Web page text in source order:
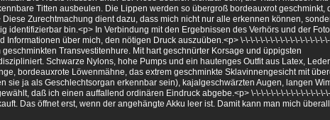
Titten ausbeulen. Die Lippen werden so übergroß bordeauxrot geschminkt,
Zurechtmachung dient dazu, dass mich nicht nur alle erkennen können,
identifizierbar bin.<p> In Verbindung mit den Ergebnissen des Verhörs und der
über mich, den nötigen Druck auszuüben.<p> \-\-\-\-\-\-\-\-\-\-\-\-\-\-\-\-\-
Transvestitenhure. Mit hart geschnürter Korsage und üppigsten
Schwarze Nylons, hohe Pumps und ein hautenges Outfit aus Latex,
bordeauxrote Löwenmähne, das extrem geschminkte Sklavinnengesicht mit
ja als Geschlechtsorgan erkennbar sein), kajalgeschwärzten Augen, langen
daß ich einen auffallend ordinären Eindruck abgebe.<p> \-\-\-\-\-\-\-\-\-\-\-\-\-\-\-
Das öffnet erst, wenn der angehängte Akku leer ist. Damit kann man mich überall